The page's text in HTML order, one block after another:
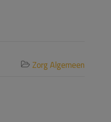
 Zorg Algemeen